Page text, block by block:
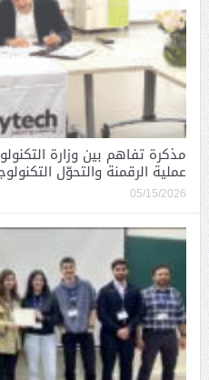
عملية الرقمنة والتحوّل
05/15/2026